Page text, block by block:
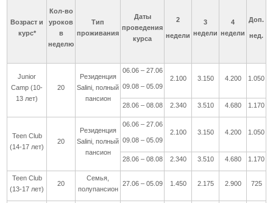
Возраст и
курс*
Кол-во
уроков
в
неделю
Тип
проживания
Даты
проведения
курса
2
недели
3
недели
4
недели
Доп.
нед.
Junior
Camp (10-
13 лет)
20
Резиденция
Salini, полный
пансион
06.06 – 27.06
09.08 – 05.09
2.100 3.150 4.200 1.050
28.06 – 08.08 2.340 3.510 4.680 1.170
Teen Club
(14-17 лет)
20
Резиденция
Salini, полный
пансион
06.06 – 27.06
09.08 – 05.09
2.100 3.150 4.200 1.050
28.06 – 08.08 2.340 3.510 4.680 1.170
Teen Club
(13-17 лет)
20
Семья,
полупансион
27.06 – 05.09 1.450 2.175 2.900 725